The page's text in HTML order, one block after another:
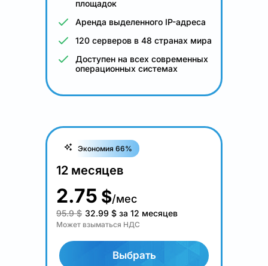
площадок
Аренда выделенного IP-адреса
120 серверов в 48 странах мира
Доступен на всех современных
операционных системах
Экономия 66%
12 месяцев
2.75 $/мес
95.9 $ 32.99 $ за 12 месяцев
Может взыматься НДС
Выбрать